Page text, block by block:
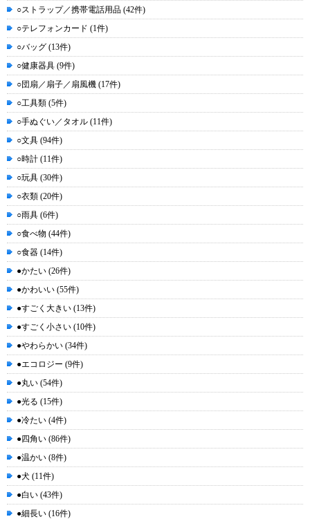
○ストラップ／携帯電話用品 (42件)
○テレフォンカード (1件)
○バッグ (13件)
○健康器具 (9件)
○団扇／扇子／扇風機 (17件)
○工具類 (5件)
○手ぬぐい／タオル (11件)
○文具 (94件)
○時計 (11件)
○玩具 (30件)
○衣類 (20件)
○雨具 (6件)
○食べ物 (44件)
○食器 (14件)
●かたい (26件)
●かわいい (55件)
●すごく大きい (13件)
●すごく小さい (10件)
●やわらかい (34件)
●エコロジー (9件)
●丸い (54件)
●光る (15件)
●冷たい (4件)
●四角い (86件)
●温かい (8件)
●犬 (11件)
●白い (43件)
●細長い (16件)